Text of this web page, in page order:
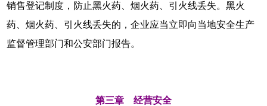
销售登记制度，防止黑火药、烟火药、引火线丢失。黑火
药、烟火药、引火线丢失的，企业应当立即向当地安全生产
监督管理部门和公安部门报告。
第三章 经营安全